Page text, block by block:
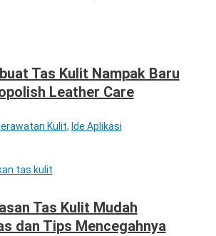
Tas Kulit Nampak Baru
Leather Care
Kulit, Ide Aplikasi
Tas Kulit Mudah
dan Tips Mencegahnya